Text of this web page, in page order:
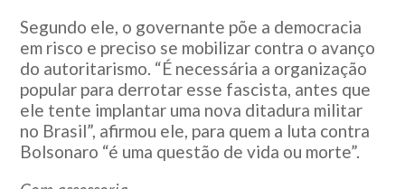
Segundo ele, o governante põe a democracia
em risco e preciso se mobilizar contra o avanço
do autoritarismo. “É necessária a organização
popular para derrotar esse fascista, antes que
ele tente implantar uma nova ditadura militar
no Brasil”, afirmou ele, para quem a luta contra
Bolsonaro “é uma questão de vida ou morte”.